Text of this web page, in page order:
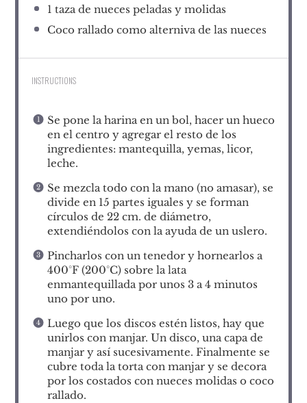
1 taza de nueces peladas y molidas
Coco rallado como alterniva de las nueces
INSTRUCTIONS
Se pone la harina en un bol, hacer un hueco
en el centro y agregar el resto de los
ingredientes: mantequilla, yemas, licor,
leche.
Se mezcla todo con la mano (no amasar), se
divide en 15 partes iguales y se forman
círculos de 22 cm. de diámetro,
extendiéndolos con la ayuda de un uslero.
Pincharlos con un tenedor y hornearlos a
400°F (200°C) sobre la lata
enmantequillada por unos 3 a 4 minutos
uno por uno.
Luego que los discos estén listos, hay que
unirlos con manjar. Un disco, una capa de
manjar y así sucesivamente. Finalmente se
cubre toda la torta con manjar y se decora
por los costados con nueces molidas o coco
rallado.